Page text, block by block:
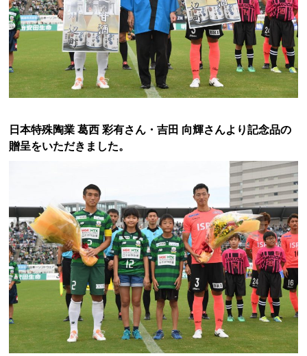
日本特殊陶業 葛西 彩有さん・吉田 向輝さんより記念品の
贈呈をいただきました。